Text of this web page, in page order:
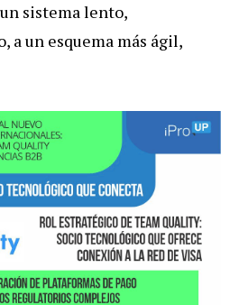
sistema lento,
a un esquema más ágil,